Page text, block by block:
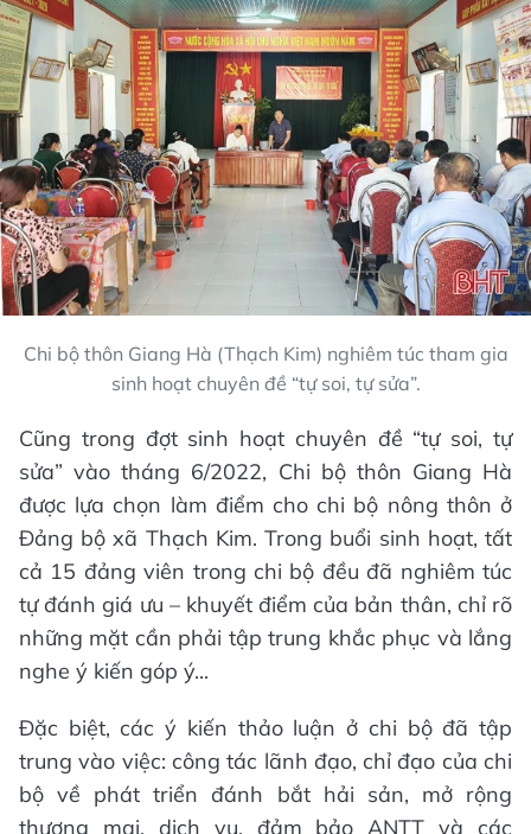
Chi bộ thôn Giang Hà (Thạch Kim) nghiêm túc tham gia
sinh hoạt chuyên đề “tự soi, tự sửa”.
Cũng trong đợt sinh hoạt chuyên đề “tự soi, tự
sửa” vào tháng 6/2022, Chi bộ thôn Giang Hà
được lựa chọn làm điểm cho chi bộ nông thôn ở
Đảng bộ xã Thạch Kim. Trong buổi sinh hoạt, tất
cả 15 đảng viên trong chi bộ đều đã nghiêm túc
tự đánh giá ưu – khuyết điểm của bản thân, chỉ rõ
những mặt cần phải tập trung khắc phục và lắng
nghe ý kiến góp ý...
Đặc biệt, các ý kiến thảo luận ở chi bộ đã tập
trung vào việc: công tác lãnh đạo, chỉ đạo của chi
bộ về phát triển đánh bắt hải sản, mở rộng
thương mại, dịch vụ, đảm bảo ANTT và các